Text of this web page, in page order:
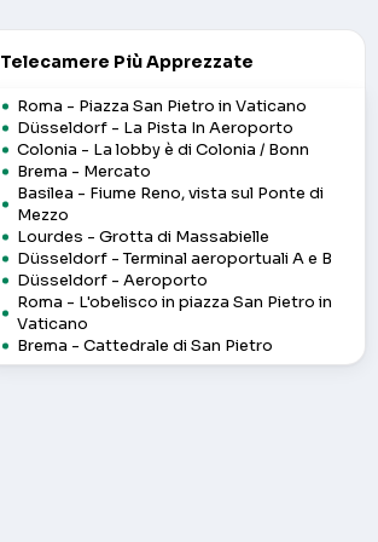
Telecamere Più Apprezzate
Roma - Piazza San Pietro in Vaticano
Düsseldorf - La Pista In Aeroporto
Colonia - La lobby è di Colonia / Bonn
Brema - Mercato
Basilea - Fiume Reno, vista sul Ponte di
Mezzo
Lourdes - Grotta di Massabielle
Düsseldorf - Terminal aeroportuali A e B
Düsseldorf - Aeroporto
Roma - L'obelisco in piazza San Pietro in
Vaticano
Brema - Cattedrale di San Pietro